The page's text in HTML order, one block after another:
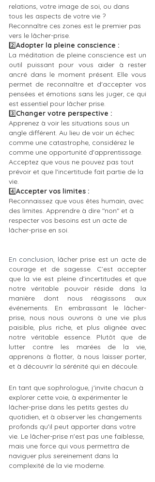
relations, votre image de soi, ou dans
tous les aspects de votre vie ?
Reconnaître ces zones est le premier pas
vers le lâcher-prise.
2️⃣Adopter la pleine conscience :
La méditation de pleine conscience est un
outil puissant pour vous aider à rester
ancré dans le moment présent. Elle vous
permet de reconnaître et d'accepter vos
pensées et émotions sans les juger, ce qui
est essentiel pour lâcher prise.
3️⃣Changer votre perspective :
Apprenez à voir les situations sous un
angle différent. Au lieu de voir un échec
comme une catastrophe, considérez le
comme une opportunité d'apprentissage.
Acceptez que vous ne pouvez pas tout
prévoir et que l'incertitude fait partie de la
vie.
4️⃣Accepter vos limites :
Reconnaissez que vous êtes humain, avec
des limites. Apprendre à dire "non" et à
respecter vos besoins est un acte de
lâcher-prise en soi.
En conclusion, lâcher prise est un acte de
courage et de sagesse. C’est accepter
que la vie est pleine d’incertitudes et que
notre véritable pouvoir réside dans la
manière dont nous réagissons aux
événements. En embrassant le lâcher-
prise, nous nous ouvrons à une vie plus
paisible, plus riche, et plus alignée avec
notre véritable essence. Plutôt que de
lutter contre les marées de la vie,
apprenons à flotter, à nous laisser porter,
et à découvrir la sérénité qui en découle.
En tant que sophrologue, j'invite chacun à
explorer cette voie, à expérimenter le
lâcher-prise dans les petits gestes du
quotidien, et à observer les changements
profonds qu'il peut apporter dans votre
vie. Le lâcher-prise n'est pas une faiblesse,
mais une force qui vous permettra de
naviguer plus sereinement dans la
complexité de la vie moderne.